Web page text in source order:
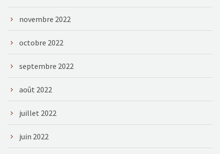
novembre 2022
octobre 2022
septembre 2022
août 2022
juillet 2022
juin 2022